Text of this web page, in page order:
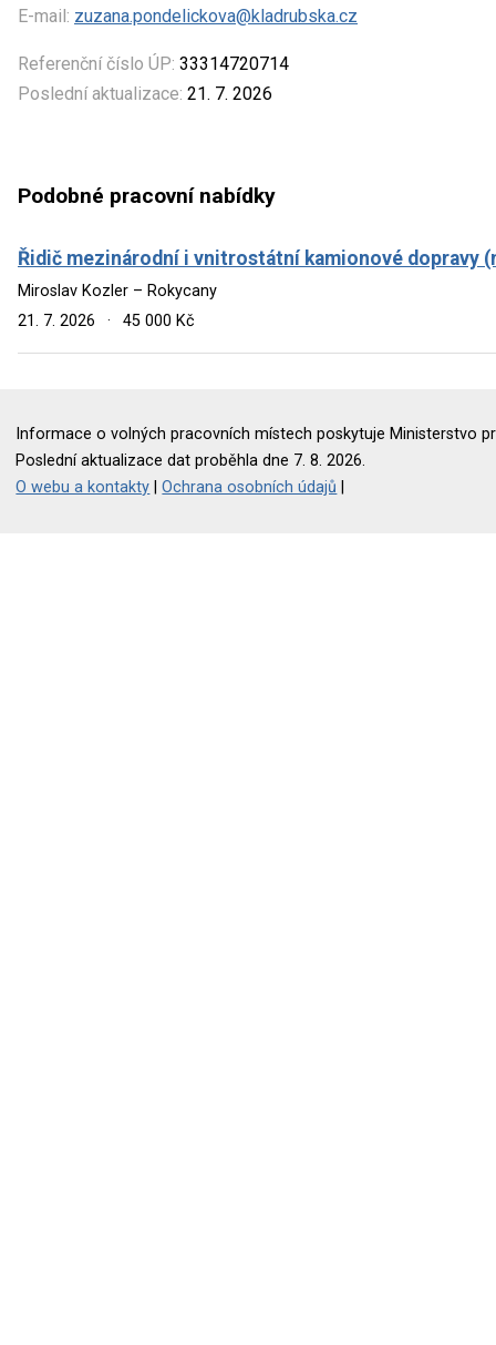
E-mail: zuzana.pondelickova@kladrubska.cz
Referenční číslo ÚP: 33314720714
Poslední aktualizace: 21. 7. 2026
Podobné pracovní nabídky
Řidič mezinárodní i vnitrostátní kamionové dopravy
Miroslav Kozler – Rokycany
21. 7. 2026
· 45 000 Kč
Informace o volných pracovních místech poskytuje Ministerstvo
Poslední aktualizace dat proběhla dne 7. 8. 2026.
O webu a kontakty |Ochrana osobních údajů